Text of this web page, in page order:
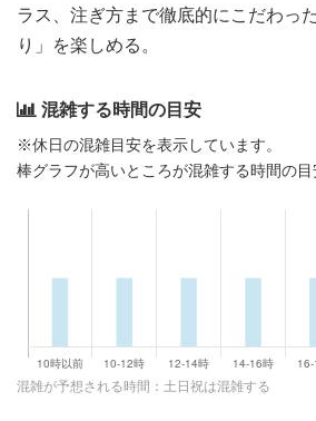
ラス、注ぎ方まで徹底的にこだわっ
り」を楽しめる。
混雑する時間の目安
※休日の混雑目安を表示しています。
棒グラフが高いところが混雑する時間の目
混雑が予想される時間：土日祝は混雑する